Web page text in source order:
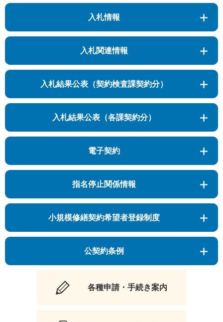
入札情報
入札関連情報
入札結果公表（契約検査課契約分）
入札結果公表（各課契約分）
電子契約
指名停止関係情報
小規模修繕契約希望者登録制度
公契約条例
各種申請・手続き案内